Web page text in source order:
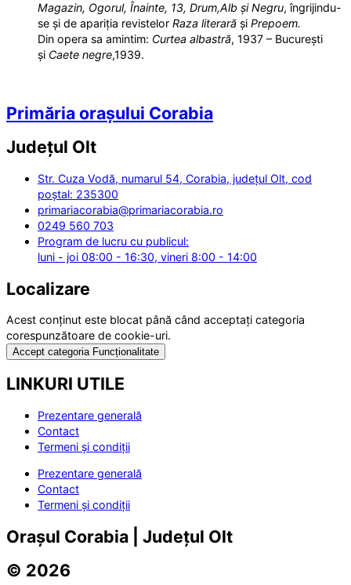
Magazin, Ogorul, Înainte, 13, Drum,Alb și Negru, îngrijindu-
se și de apariția revistelor Raza literară și Prepoem.
Din opera sa amintim: Curtea albastră, 1937 – București
și Caete negre,1939.
Primăria orașului Corabia
Județul Olt
Str. Cuza Vodă, numarul 54, Corabia, județul Olt, cod
poștal: 235300
primariacorabia@primariacorabia.ro
0249 560 703
Program de lucru cu publicul:
luni - joi 08:00 - 16:30, vineri 8:00 - 14:00
Localizare
Acest conținut este blocat până când acceptați categoria
corespunzătoare de cookie-uri.
Accept categoria Funcționalitate
LINKURI UTILE
Prezentare generală
Contact
Termeni și condiții
Prezentare generală
Contact
Termeni și condiții
Orașul Corabia | Județul Olt
© 2026